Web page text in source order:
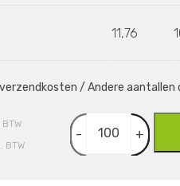
11,76
/ Andere aantallen
BTW
BTW
- +